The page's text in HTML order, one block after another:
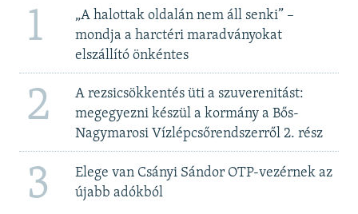
1
„A halottak oldalán nem áll senki” –
mondja a harctéri maradványokat
elszállító önkéntes
2
A rezsicsökkentés üti a szuverenitást:
megegyezni készül a kormány a Bős-
Nagymarosi Vízlépcsőrendszerről 2. rész
3
Elege van Csányi Sándor OTP-vezérnek az
újabb adókból